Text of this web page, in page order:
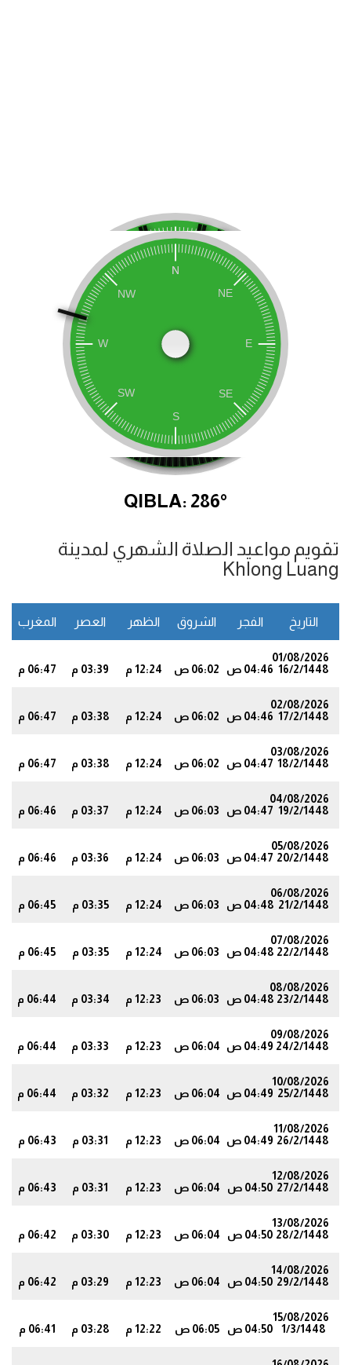
QIBLA: 286°
تقويم مواعيد الصلاة الشهري لمدينة
Khlong Luang
التاريخ الفجر الشروق الظهر العصر المغرب
01/08/2026
16/2/1448 04:46 ص 06:02 ص 12:24 م 03:39 م 06:47 م
02/08/2026
17/2/1448 04:46 ص 06:02 ص 12:24 م 03:38 م 06:47 م
03/08/2026
18/2/1448 04:47 ص 06:02 ص 12:24 م 03:38 م 06:47 م
04/08/2026
19/2/1448 04:47 ص 06:03 ص 12:24 م 03:37 م 06:46 م
05/08/2026
20/2/1448 04:47 ص 06:03 ص 12:24 م 03:36 م 06:46 م
06/08/2026
21/2/1448 04:48 ص 06:03 ص 12:24 م 03:35 م 06:45 م
07/08/2026
22/2/1448 04:48 ص 06:03 ص 12:24 م 03:35 م 06:45 م
08/08/2026
23/2/1448 04:48 ص 06:03 ص 12:23 م 03:34 م 06:44 م
09/08/2026
24/2/1448 04:49 ص 06:04 ص 12:23 م 03:33 م 06:44 م
10/08/2026
25/2/1448 04:49 ص 06:04 ص 12:23 م 03:32 م 06:44 م
11/08/2026
26/2/1448 04:49 ص 06:04 ص 12:23 م 03:31 م 06:43 م
12/08/2026
27/2/1448 04:50 ص 06:04 ص 12:23 م 03:31 م 06:43 م
13/08/2026
28/2/1448 04:50 ص 06:04 ص 12:23 م 03:30 م 06:42 م
14/08/2026
29/2/1448 04:50 ص 06:04 ص 12:23 م 03:29 م 06:42 م
15/08/2026
1/3/1448
04:50 ص 06:05 ص 12:22 م 03:28 م 06:41 م